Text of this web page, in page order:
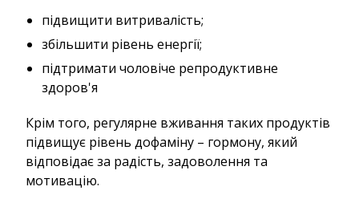
підвищити витривалість;
збільшити рівень енергії;
підтримати чоловіче репродуктивне
здоров'я
Крім того, регулярне вживання таких продуктів
підвищує рівень дофаміну – гормону, який
відповідає за радість, задоволення та
мотивацію.